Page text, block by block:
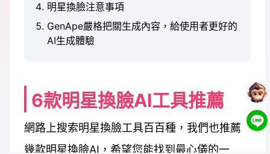
明星換臉注意事項
GenApe嚴格把關生成內容，給使用者更好的
AI生成體驗
6款明星換臉AI工具推薦
網路上搜索明星換臉工具百百種，我們也推薦
幾款明星換臉AI，希望您能找到最心儀的一